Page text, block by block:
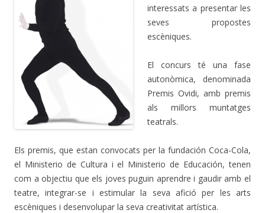
interessats a presentar les
seves propostes
escèniques.
El concurs té una fase
autonòmica, denominada
Premis Ovidi, amb premis
als millors muntatges
teatrals.
Els premis, que estan convocats per la fundación Coca-Cola,
el Ministerio de Cultura i el Ministerio de Educación, tenen
com a objectiu que els joves puguin aprendre i gaudir amb el
teatre, integrar-se i estimular la seva afició per les arts
escèniques i desenvolupar la seva creativitat artística.